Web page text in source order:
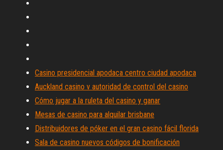
Casino presidencial apodaca centro ciudad apodaca
Auckland casino v autoridad de control del casino
Cómo jugar a la ruleta del casino y ganar
Mesas de casino para alquilar brisbane
Distribuidores de póker en el gran casino fácil florida
Sala de casino nuevos códigos de bonificación